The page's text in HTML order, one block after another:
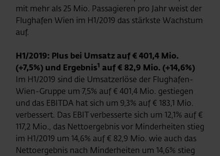
mit mehr als 25 Mio. Passagieren pro Jahr weist der
Flughafen Wien im H1/2019 das stärkste Wachstum
auf.
H1/2019: Plus bei Umsatz auf € 401,4 Mio.
(+7,5%) und Ergebnis1 auf € 82,9 Mio. (+14,6%)
Im H1/2019 sind die Umsatzerlöse der Flughafen-
Wien-Gruppe um 7,5% auf € 401,4 Mio. gestiegen
und das EBITDA hat sich um 9,3% auf € 183,1 Mio.
verbessert. Das EBIT verbesserte sich um 12,1% auf €
117,2 Mio., das Nettoergebnis vor Minderheiten stieg
im H1/2019 um 14,6% auf € 82,9 Mio. wie auch das
Nettoergebnis nach Minderheiten um 14,6% stieg